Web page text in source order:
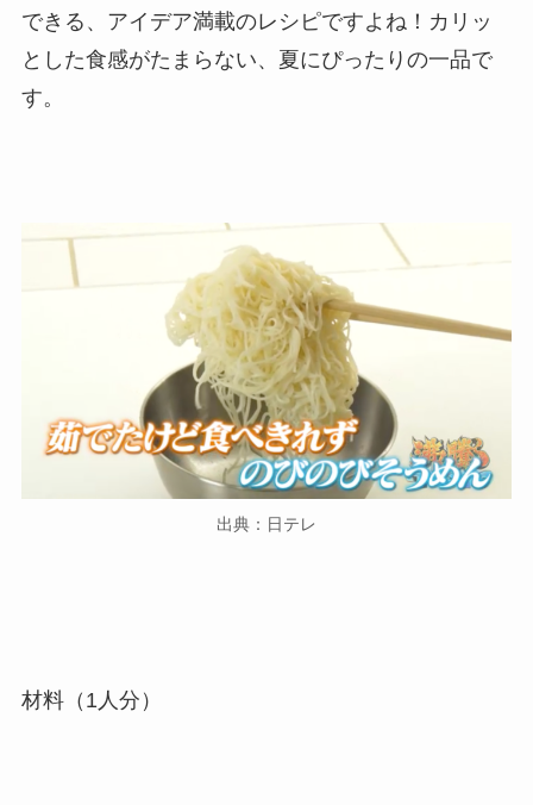
できる、アイデア満載のレシピですよね！カリッ
とした食感がたまらない、夏にぴったりの一品で
す。
出典：日テレ
材料（1人分）